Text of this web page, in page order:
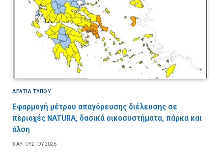
ΔΕΛΤΙΑ ΤΥΠΟΥ
Εφαρμογή μέτρου απαγόρευσης διέλευσης σε
περιοχές NATURA, δασικά οικοσυστήματα, πάρκα και
άλση
3 ΑΥΓΟΎΣΤΟΥ 2026